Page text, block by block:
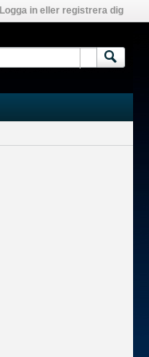
Logga in eller registrera dig